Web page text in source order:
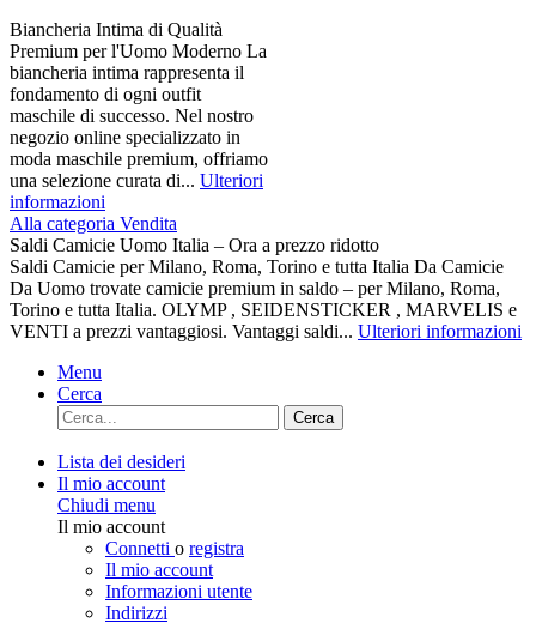
Biancheria Intima di Qualità
Premium per l'Uomo Moderno La
biancheria intima rappresenta il
fondamento di ogni outfit
maschile di successo. Nel nostro
negozio online specializzato in
moda maschile premium, offriamo
una selezione curata di... Ulteriori
informazioni
Alla categoria Vendita
Saldi Camicie Uomo Italia – Ora a prezzo ridotto
Saldi Camicie per Milano, Roma, Torino e tutta Italia Da Camicie
Da Uomo trovate camicie premium in saldo – per Milano, Roma,
Torino e tutta Italia. OLYMP , SEIDENSTICKER , MARVELIS e
VENTI a prezzi vantaggiosi. Vantaggi saldi... Ulteriori informazioni
Menu
Cerca
Cerca
Lista dei desideri
Il mio account
Chiudi menu
Il mio account
Connetti o registra
Il mio account
Informazioni utente
Indirizzi